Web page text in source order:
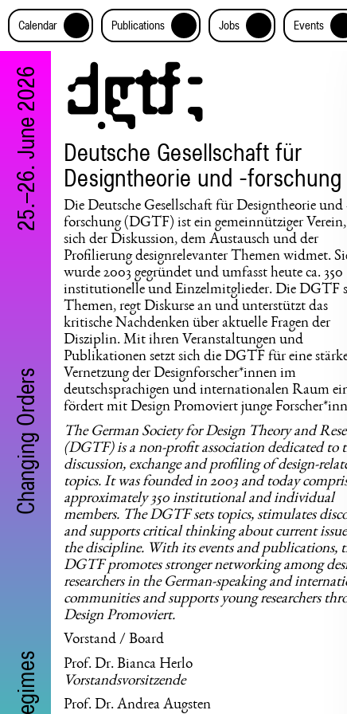
Calendar + Publications + Jobs + Events
Changing Orders
25.–26. June 2026
Deutsche Gesellschaft für
Designtheorie und -forschung
Die Deutsche Gesellschaft für Designtheorie und
forschung (DGTF) ist ein gemeinnütziger
sich der Diskussion, dem Austausch und der
Profilierung designrelevanter Themen widmet.
wurde 2003 gegründet und umfasst heute ca. 350
institutionelle und Einzelmitglieder. Die DGTF
Themen, regt Diskurse an und unterstützt das
kritische Nachdenken über aktuelle Fragen der
Disziplin. Mit ihren Veranstaltungen und
Publikationen setzt sich die DGTF für eine
Vernetzung der Designforscher*innen im
deutschsprachigen und internationalen Raum
fördert mit Design Promoviert junge
The German Society for Design Theory and
(DGTF) is a non-profit association dedicated to
discussion, exchange and profiling of design-
topics. It was founded in 2003 and today
approximately 350 institutional and individual
members. The DGTF sets topics, stimulates
and supports critical thinking about current
the discipline. With its events and publications,
DGTF promotes stronger networking among
researchers in the German-speaking and
communities and supports young researchers
Design Promoviert.
​​Vorstand / Board
Prof. Dr. Bianca Herlo
Vorstandsvorsitzende
Prof. Dr. Andrea Augsten